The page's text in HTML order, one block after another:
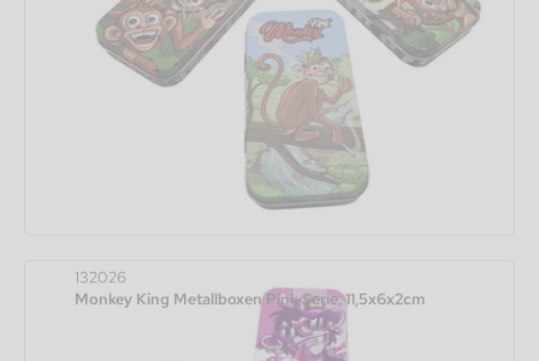
132026
Monkey King Metallboxen Pink Serie, 11,5x6x2cm